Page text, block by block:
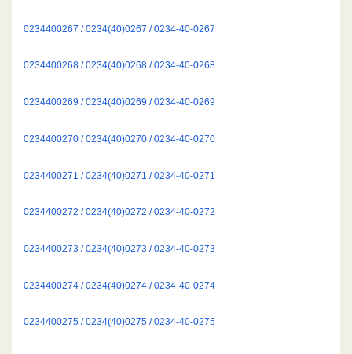
0234400267 / 0234(40)0267 / 0234-40-0267
0234400268 / 0234(40)0268 / 0234-40-0268
0234400269 / 0234(40)0269 / 0234-40-0269
0234400270 / 0234(40)0270 / 0234-40-0270
0234400271 / 0234(40)0271 / 0234-40-0271
0234400272 / 0234(40)0272 / 0234-40-0272
0234400273 / 0234(40)0273 / 0234-40-0273
0234400274 / 0234(40)0274 / 0234-40-0274
0234400275 / 0234(40)0275 / 0234-40-0275